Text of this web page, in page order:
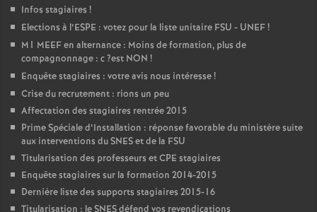
Infos stagiaires !
Elections à l’ESPE : votez pour la liste unitaire FSU - UNEF!
M1 MEEFen alternance : Moins de formation, plus de
compagnonnage : c?est NON !
Enquête stagiaires : votre avis nous intéresse!
Crise du recrutement : rions un peu
Affectation des stagiaires rentrée 2015
Prime Spéciale d’Installation : réponse favorable du ministère suite
aux interventions duSNESet de la FSU
Titularisation des professeurs etCPE stagiaires
Enquête stagiaires sur la formation 2014-2015
Dernière liste des supports stagiaires 2015-16